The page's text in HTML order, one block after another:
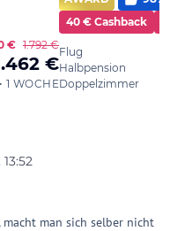
man sich selber nicht